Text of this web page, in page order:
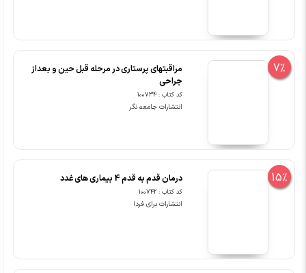
7%
مراقبتهای پرستاری در مرحله قبل حین و بعداز
جراحی
کد کتاب : 100734
انتشارات جامعه نگر
15% درمان قدم به قدم 4 بیماری های غدد
کد کتاب : 100742
انتشارات برای فردا